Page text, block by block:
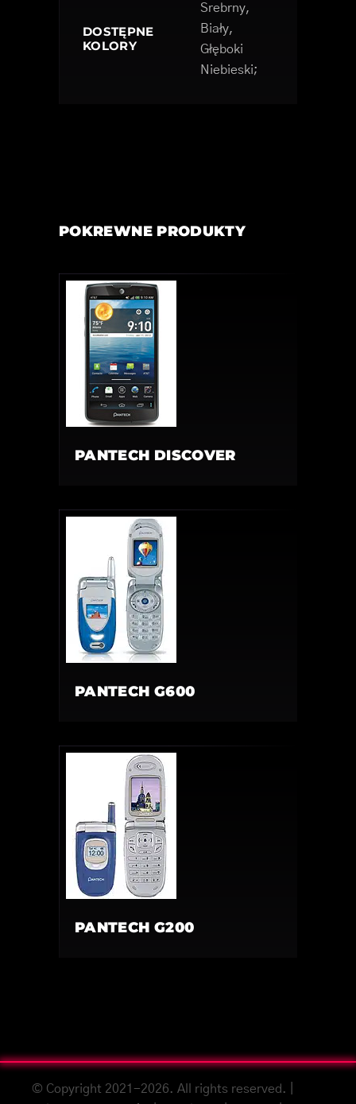
DOSTĘPNE
KOLORY
Srebrny,
Biały,
Głęboki
Niebieski;
POKREWNE PRODUKTY
PANTECH DISCOVER
PANTECH G600
PANTECH G200
© Copyright 2021-2026. All rights reserved. |